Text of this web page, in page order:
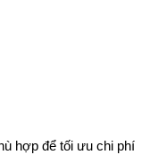
hợp để tối ưu chi phí